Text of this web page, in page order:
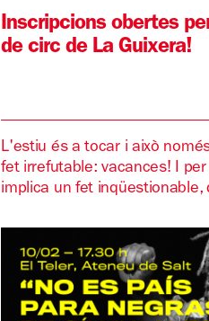
Inscripcions obertes
de circ de La Guixera!
L'estiu és a tocar i això
fet irrefutable: vacances! I
implica un fet inqüestionable,